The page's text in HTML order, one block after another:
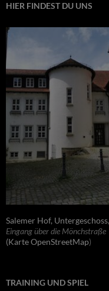
HIER FINDEST DU UNS
Salemer Hof,
Eingang über die Mönchstraße
(Karte OpenStreetMap)
TRAINING UND SPIEL